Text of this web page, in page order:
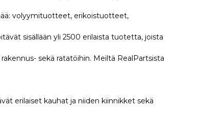
volyymituotteet, erikoistuotteet,
sisällään yli 2500 erilaista tuotetta, joista
sekä ratatöihin. Meiltä RealPartsista
erilaiset kauhat ja niiden kiinnikket sekä